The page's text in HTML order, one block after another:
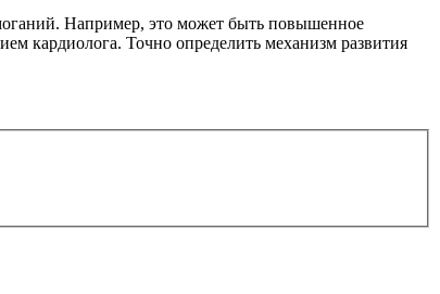
Например, это может быть повышенное
кардиолога. Точно определить механизм развития